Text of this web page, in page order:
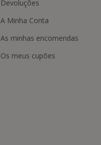
Devoluções
A Minha Conta
As minhas encomendas
Os meus cupões